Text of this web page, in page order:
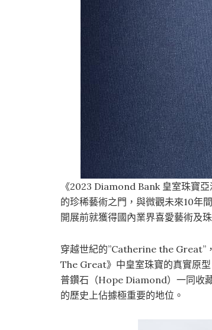
《2023 Diamond Bank 皇室珠寶
的珍稀藝術之門，與微觀未來10年
開展前就獲得國內業界喜愛藝術及
穿越世紀的”Catherine the Great”
The Great》中皇室珠寶的真實原
普鑽石（Hope Diamond）一同收
的歷史上佔據極重要的地位。